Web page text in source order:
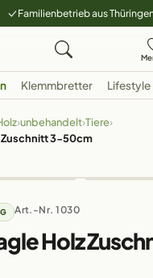
Familienbetrieb aus
Klemmbretter Lifestyle
›unbehandelt›Tiere›
Zuschnitt 3-50cm
Art.-Nr. 1030
Holz